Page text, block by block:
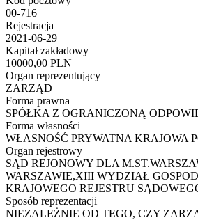
00-716
Rejestracja
2021-06-29
Kapitał zakładowy
10000,00 PLN
Organ reprezentujący
ZARZĄD
Forma prawna
SPÓŁKA Z OGRANICZONĄ
Forma własności
WŁASNOŚĆ PRYWATNA KRAJOWA
Organ rejestrowy
SĄD REJONOWY DLA
WARSZAWIE,XIII WYDZIAŁ
KRAJOWEGO REJESTRU
Sposób reprezentacji
NIEZALEŻNIE OD TEGO, CZY